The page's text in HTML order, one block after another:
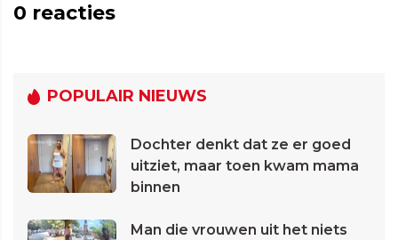
0 reacties
POPULAIR NIEUWS
Dochter denkt dat ze er goed
uitziet, maar toen kwam mama
binnen
Man die vrouwen uit het niets